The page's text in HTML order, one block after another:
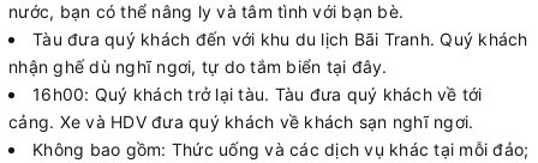
nước, bạn có thể nâng ly và tâm tình với bạn bè.
Tàu đưa quý khách đến với khu du lịch Bãi Tranh. Quý khách
nhận ghế dù nghĩ ngơi, tự do tắm biển tại đây.
16h00: Quý khách trở lại tàu. Tàu đưa quý khách về tới
cảng. Xe và HDV đưa quý khách về khách sạn nghĩ ngơi.
Không bao gồm: Thức uống và các dịch vụ khác tại mỗi đảo;